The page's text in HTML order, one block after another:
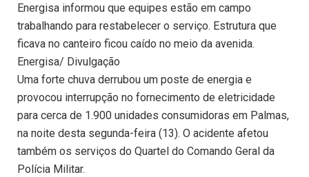
Energisa informou que equipes estão em campo
trabalhando para restabelecer o serviço. Estrutura que
ficava no canteiro ficou caído no meio da avenida.
Energisa/ Divulgação
Uma forte chuva derrubou um poste de energia e
provocou interrupção no fornecimento de eletricidade
para cerca de 1.900 unidades consumidoras em Palmas,
na noite desta segunda-feira (13). O acidente afetou
também os serviços do Quartel do Comando Geral da
Polícia Militar.